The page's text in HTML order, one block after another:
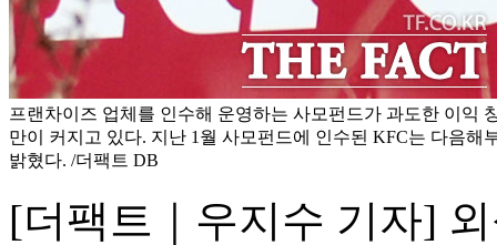
프랜차이즈 업체를 인수해 운영하는 사모펀드가 과도한 이익
만이 커지고 있다. 지난 1월 사모펀드에 인수된 KFC는 다음해
밝혔다. /더팩트 DB
[더팩트｜우지수 기자]